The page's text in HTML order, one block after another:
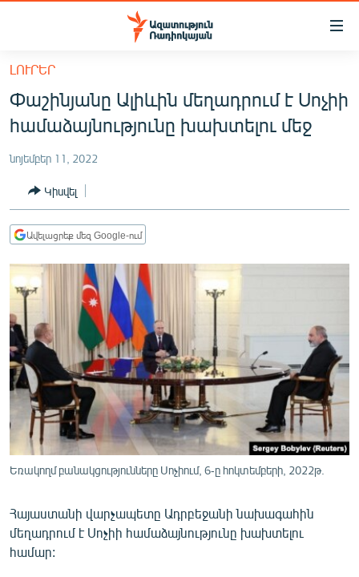
Մատչելիության
հիմնական
բովանդակությանը
Անցնել
հիմնական
մենյուին
ՀԱՅԱՍՏԱՆ
ՔԱՂԱՔԱԿԱՆ
ԸՆՏՐՈՒԹՅՈՒՆՆԵՐ 2026
ԻՐԱՎՈՒՆՔ
ՀԱՍԱՐԱԿՈՒԹՅՈՒՆ
ՂԱՐԱԲԱՂ
ՊԱՏԵՐԱԶՄԻ 6 ՇԱԲԱԹՆԵՐԸ
ՏԱՐԱԾԱՇՐՋԱՆ
ՄԻՋԱԶԳԱՅԻՆ
ՄՇԱԿՈՒՅԹ
ՍՊՈՐՏ
ՄԵԿՆԱԲԱՆՈՒԹՅՈՒՆ
ԿՈՐՈՆԱՎԻՐՈՒՍ
ԱՐԽԻՎ
ԼՈՒՐԵՐ
Փաշինյանը Ալիևին մեղադրում է Սոչիի
համաձայնությունը խախտելու մեջ
նոյեմբեր 11, 2022
Կիսվել
Ավելացրեք մեզ Google-ում
Եռակողմ բանակցությունները Սոչիում, 6-ը հոկտեմբերի, 2022թ.
Հայաստանի վարչապետը Ադրբեջանի նախագահին
մեղադրում է Սոչիի համաձայնությունը խախտելու
համար: